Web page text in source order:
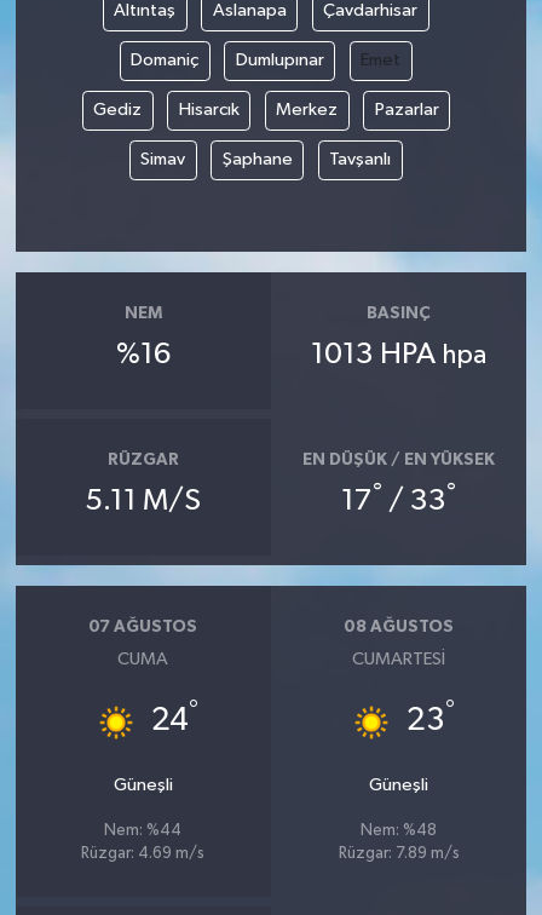
Altıntaş Aslanapa Çavdarhisar
Domaniç Dumlupınar Emet
Gediz Hisarcık Merkez Pazarlar
Simav Şaphane Tavşanlı
NEM
%16
BASINÇ
1013 HPA hpa
RÜZGAR
5.11 M/S
EN DÜŞÜK / EN YÜKSEK
17° / 33°
07 AĞUSTOS
CUMA
24°
Güneşli
Nem: %44
Rüzgar: 4.69 m/s
08 AĞUSTOS
CUMARTESI
23°
Güneşli
Nem: %48
Rüzgar: 7.89 m/s